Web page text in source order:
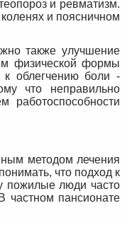
и ревматизм.
и поясничном
также улучшение
физической формы
к облегчению боли -
что неправильно
методом лечения
что подход к
пожилые люди часто
частном пансионате